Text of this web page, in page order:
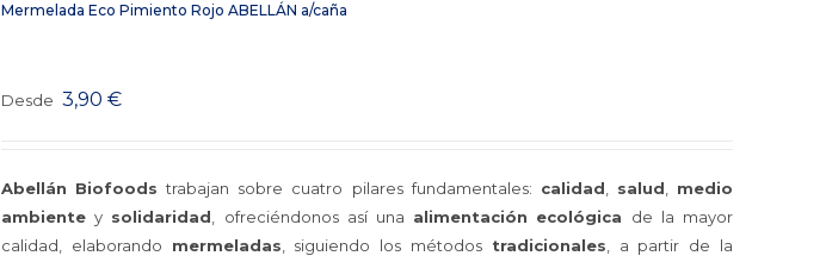
Mermelada Eco Pimiento Rojo ABELLÁN a/caña
Desde 3,90 €
Abellán Biofoods trabajan sobre cuatro pilares fundamentales: calidad salud
medio
ambientey solidaridad , ofreciéndonos así una alimentación ecológica de la mayor
calidad, elaborando mermeladas , siguiendo los métodos tradicionales , a partir de la